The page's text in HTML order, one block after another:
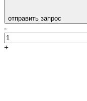
отправить запрос
-
+